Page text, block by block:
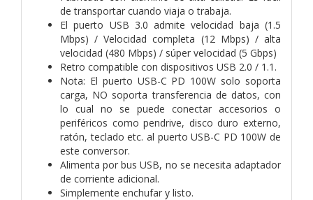
de transportar cuando viaja o trabaja.
El puerto USB 3.0 admite velocidad baja (1.5
Mbps) / Velocidad completa (12 Mbps) / alta
velocidad (480 Mbps) / súper velocidad (5 Gbps)
Retro compatible con dispositivos USB 2.0 / 1.1.
Nota: El puerto USB-C PD 100W solo soporta
carga, NO soporta transferencia de datos, con
lo cual no se puede conectar accesorios o
periféricos como pendrive, disco duro externo,
ratón, teclado etc. al puerto USB-C PD 100W de
este conversor.
Alimenta por bus USB, no se necesita adaptador
de corriente adicional.
Simplemente enchufar y listo.